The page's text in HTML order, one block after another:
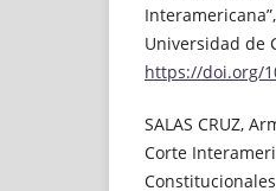
Universidad de
https://doi.org/
SALAS CRUZ,
Corte